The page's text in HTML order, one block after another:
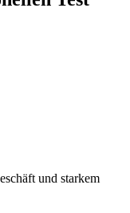
und starkem